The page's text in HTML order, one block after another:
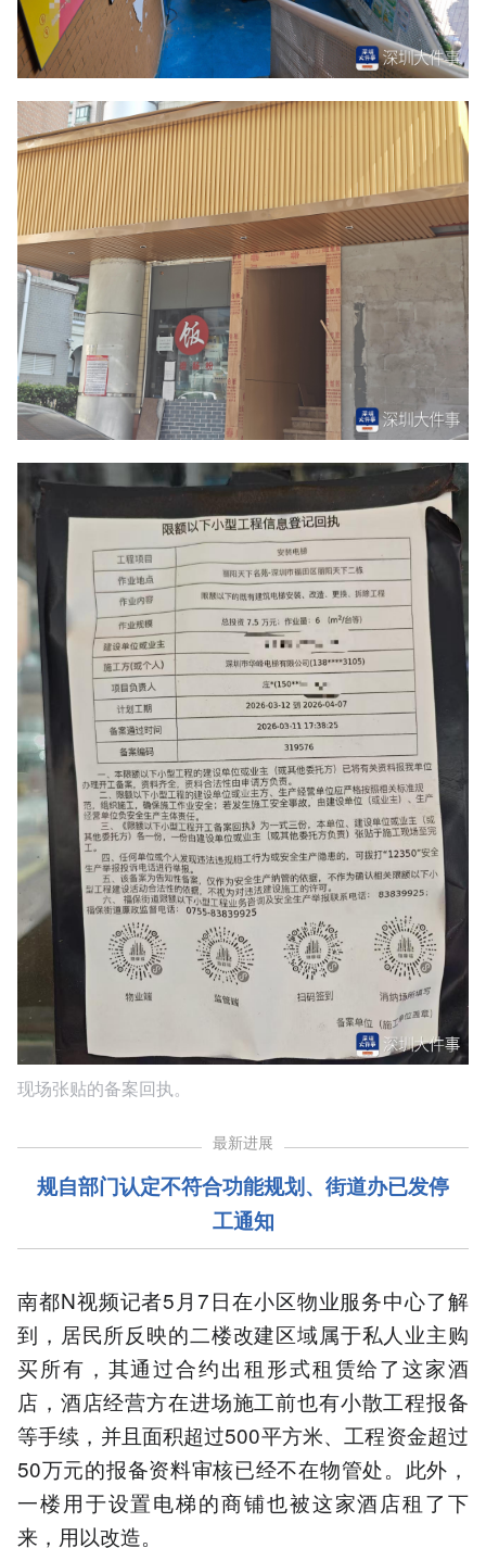
现场张贴的备案回执。
最新进展
规自部门认定不符合功能规划、街道办已发停
工通知
南都N视频记者5月7日在小区物业服务中心了解
到，居民所反映的二楼改建区域属于私人业主购
买所有，其通过合约出租形式租赁给了这家酒
店，酒店经营方在进场施工前也有小散工程报备
等手续，并且面积超过500平方米、工程资金超过
50万元的报备资料审核已经不在物管处。此外，
一楼用于设置电梯的商铺也被这家酒店租了下
来，用以改造。